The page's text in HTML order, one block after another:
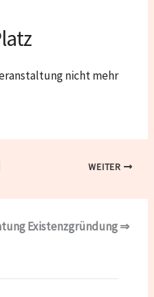
nicht mehr
WEITER
Existenzgründung ⇒